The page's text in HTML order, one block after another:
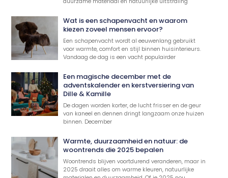
Wat is een schapenvacht en waarom
kiezen zoveel mensen ervoor?
Een schapenvacht wordt al eeuwenlang gebruikt
voor warmte, comfort en stijl binnen huisinterieurs.
Vandaag de dag is een vacht populairder
Een magische december met de
adventskalender en kerstversiering van
Dille & Kamille
De dagen worden korter, de lucht frisser en de geur
van kaneel en dennen dringt langzaam onze huizen
binnen. December
Warmte, duurzaamheid en natuur: de
woontrends die 2025 bepalen
Woontrends blijven voortdurend veranderen, maar in
2025 draait alles om warme kleuren, natuurlijke